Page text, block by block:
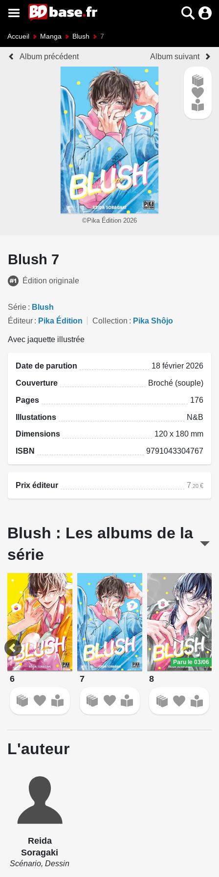
Accueil Manga Blush 7
Album précédent Album suivant
©Pika Édition 2026
Blush 7
Édition originale
Série
Blush
Éditeur
Pika Édition Collection Pika Shôjo
Avec jaquette illustrée
Date de parution 18 février 2026
Couverture Broché (souple)
Pages 176
Illustations N&B
Dimensions 120 x 180 mm
ISBN 9791043304767
Prix éditeur 7 .20 €
Blush : Les albums de la
série
6 7
Paru le 03/06
8
L'auteur
Reida
Soragaki
Scénario, Dessin